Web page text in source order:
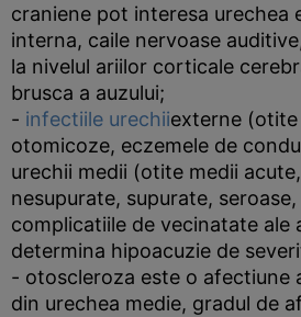
craniene pot interesa urechea
interna, caile nervoase
la nivelul ariilor corticale
brusca a auzului;
- infectiile urechiiexterne
otomicoze, eczemele de
urechii medii (otite medii
nesupurate, supurate,
complicatiile de vecinatate ale
determina hipoacuzie de
- otoscleroza este o afectiune
din urechea medie, gradul de